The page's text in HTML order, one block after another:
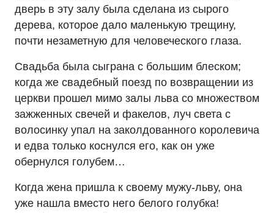
дверь в эту залу была сделана из сырого
дерева, которое дало маленькую трещину,
почти незаметную для человеческого глаза.
Свадьба была сыграна с большим блеском;
когда же свадебный поезд по возвращении из
церкви прошел мимо залы льва со множеством
зажженных свечей и факелов, луч света с
волосинку упал на заколдованного королевича
и едва только коснулся его, как он уже
обернулся голубем…
Когда жена пришла к своему мужу-льву, она
уже нашла вместо него белого голубка!